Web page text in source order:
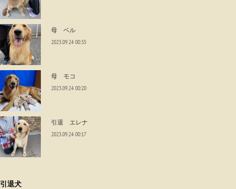
母 ベル
2023.09.24 00:35
母 モコ
2023.09.24 00:20
引退 エレナ
2023.09.24 00:17
引退犬